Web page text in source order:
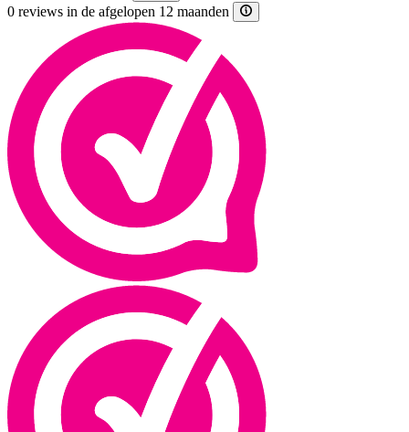
0 reviews in de afgelopen 12 maanden